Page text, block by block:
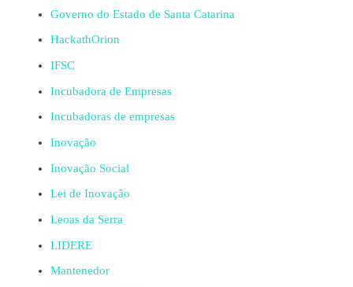
Governo do Estado de Santa Catarina
HackathOrion
IFSC
Incubadora de Empresas
Incubadoras de empresas
Inovação
Inovação Social
Lei de Inovação
Leoas da Serra
LIDERE
Mantenedor